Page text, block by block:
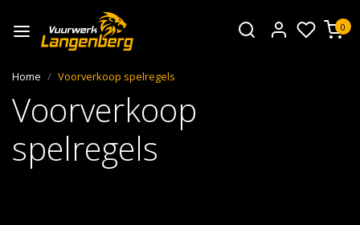
0
Home Voorverkoop spelregels
Voorverkoop
spelregels